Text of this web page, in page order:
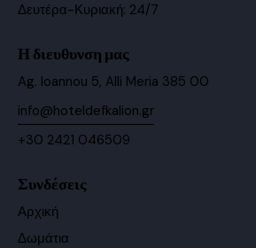
Δευτέρα-Κυριακή: 24/7
Η διευθυνση μας
Ag. Ioannou 5, Alli Meria 385 00
info@hoteldefkalion.gr
+30 2421 046509
Συνδέσεις
Αρχική
Δωμάτια